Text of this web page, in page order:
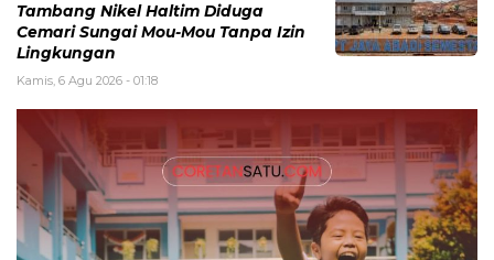
Tambang Nikel Haltim Diduga
Cemari Sungai Mou-Mou Tanpa Izin
Lingkungan
Kamis, 6 Agu 2026 - 01:18